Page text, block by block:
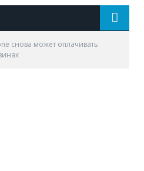
снова может оплачивать